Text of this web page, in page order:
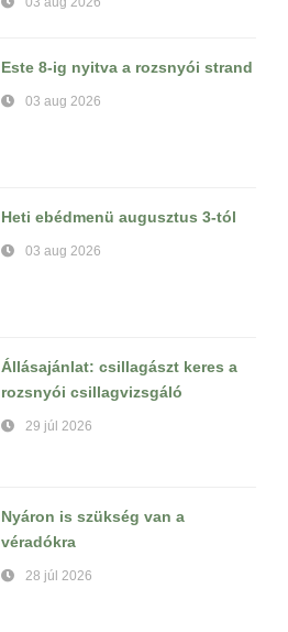
Este 8-ig nyitva a rozsnyói strand
03 aug 2026
Heti ebédmenü augusztus 3-tól
03 aug 2026
Állásajánlat: csillagászt keres a
rozsnyói csillagvizsgáló
29 júl 2026
Nyáron is szükség van a
véradókra
28 júl 2026